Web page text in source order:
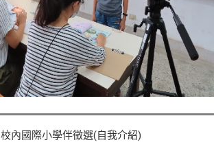
校內國際小學伴徵選(自我介紹)